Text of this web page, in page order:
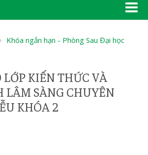
Khóa ngắn hạn - Phòng Sau Đại học
KIẾN THỨC VÀ
LÂM SÀNG CHUYÊN
KHÓA 2